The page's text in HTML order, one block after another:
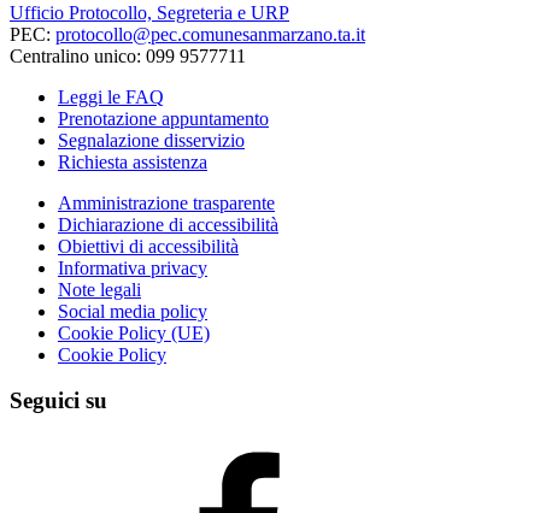
Ufficio Protocollo, Segreteria e URP
PEC: protocollo@pec.comunesanmarzano.ta.it
Centralino unico: 099 9577711
Leggi le FAQ
Prenotazione appuntamento
Segnalazione disservizio
Richiesta assistenza
Amministrazione trasparente
Dichiarazione di accessibilità
Obiettivi di accessibilità
Informativa privacy
Note legali
Social media policy
Cookie Policy (UE)
Cookie Policy
Seguici su